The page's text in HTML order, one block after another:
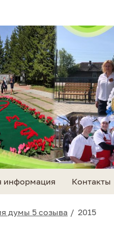
информация Контакты
думы 5 созыва 2015